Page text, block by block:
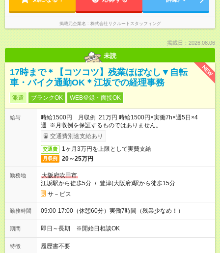
掲載元企業名 株式会社リクルートスタッフィング
掲載日：2026.08.06
未読
NEW
17時まで＊【コツコツ】残業ほぼなし▼自転
車・バイク通勤OK＊江坂での経理事務
派遣 ブランクOK WEB登録・面接OK
給与
時給1500円 月収例 21万円 時給1500円×実働7h×週5日×4
週 ※月収例を保証するものではありません。
交通費別途支給あり
交通費 1ヶ月3万円を上限として実費支給
月収例 20～25万円
勤務地
大阪府吹田市
江坂駅から徒歩5分 / 豊津(大阪府)駅から徒歩15分
サ－ビス
勤務時間 09:00-17:00（休憩60分）実働7時間（残業少なめ！）
期間 即日～長期 ※開始日相談OK
特徴 履歴書不要